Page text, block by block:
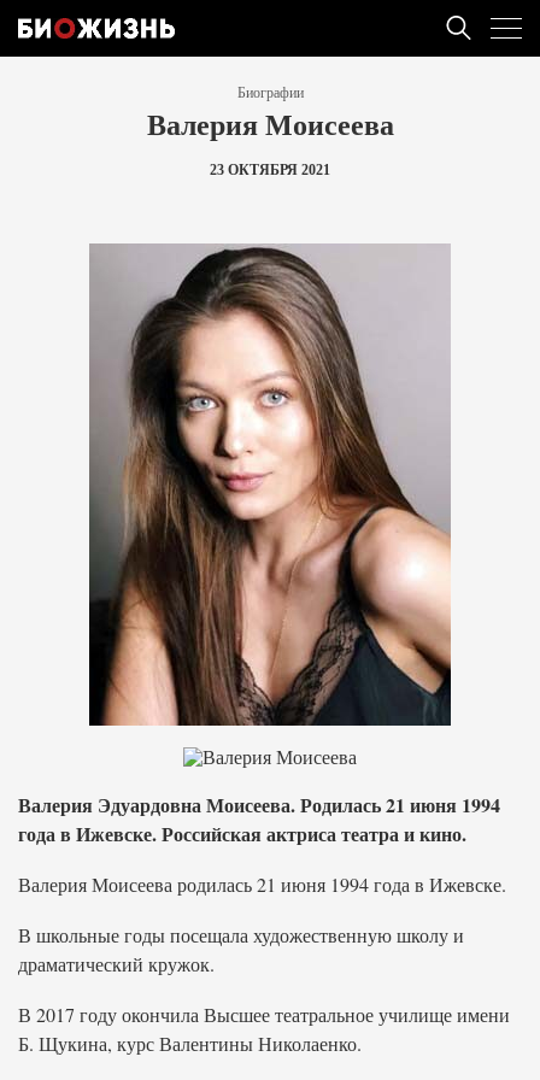
Биографии
Валерия Моисеева
23 ОКТЯБРЯ 2021
Валерия Эдуардовна Моисеева. Родилась 21 июня 1994
года в Ижевске. Российская актриса театра и кино.
Валерия Моисеева родилась 21 июня 1994 года в Ижевске.
В школьные годы посещала художественную школу и
драматический кружок.
В 2017 году окончила Высшее театральное училище имени
Б. Щукина, курс Валентины Николаенко.